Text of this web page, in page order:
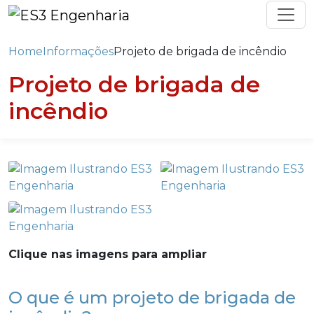
HomeInformaçõesProjeto de brigada de incêndio
Projeto de brigada de
incêndio
Clique nas imagens para ampliar
O que é um projeto de brigada de